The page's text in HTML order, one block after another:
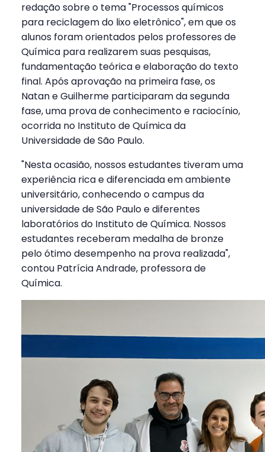
redação sobre o tema "Processos químicos
para reciclagem do lixo eletrônico", em que os
alunos foram orientados pelos professores de
Química para realizarem suas pesquisas,
fundamentação teórica e elaboração do texto
final. Após aprovação na primeira fase, os
Natan e Guilherme participaram da segunda
fase, uma prova de conhecimento e raciocínio,
ocorrida no Instituto de Química da
Universidade de São Paulo.
"Nesta ocasião, nossos estudantes tiveram uma
experiência rica e diferenciada em ambiente
universitário, conhecendo o campus da
universidade de São Paulo e diferentes
laboratórios do Instituto de Química. Nossos
estudantes receberam medalha de bronze
pelo ótimo desempenho na prova realizada",
contou Patrícia Andrade, professora de
Química.